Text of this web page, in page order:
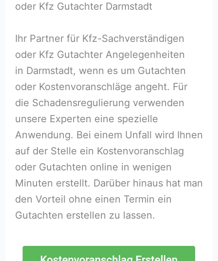
oder Kfz Gutachter Darmstadt
Ihr Partner für Kfz-Sachverständigen
oder Kfz Gutachter Angelegenheiten
in Darmstadt, wenn es um Gutachten
oder Kostenvoranschläge angeht. Für
die Schadensregulierung verwenden
unsere Experten eine spezielle
Anwendung. Bei einem Unfall wird Ihnen
auf der Stelle ein Kostenvoranschlag
oder Gutachten online in wenigen
Minuten erstellt. Darüber hinaus hat man
den Vorteil ohne einen Termin ein
Gutachten erstellen zu lassen.